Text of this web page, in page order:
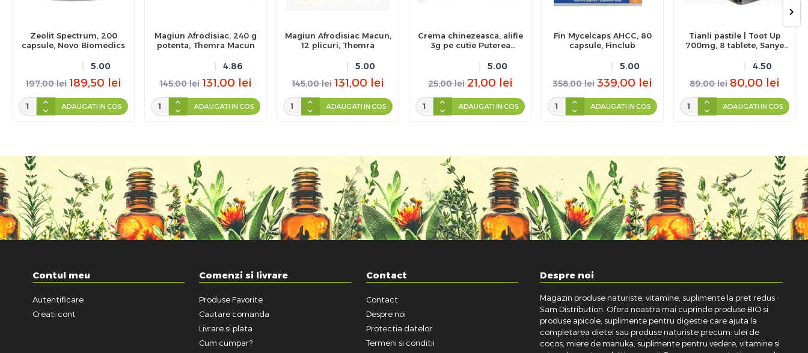
Zeolit Spectrum, 200
capsule, Novo Biomedics
5.00
197,00 lei 189,50 lei
ADAUGATI IN COS
Magiun Afrodisiac, 240 g
potenta, Themra Macun
4.86
145,00 lei 131,00 lei
ADAUGATI IN COS
Magiun Afrodisiac Macun,
12 plicuri, Themra
5.00
145,00 lei 131,00 lei
ADAUGATI IN COS
Crema chinezeasca, alifie
3g pe cutie Puterea
5.00
25,00 lei 21,00 lei
ADAUGATI IN COS
Fin Mycelcaps AHCC, 80
capsule, Finclub
5.00
358,00 lei 339,00 lei
ADAUGATI IN COS
Tianli pastile | Toot Up
700mg, 8 tablete, Sanye
4.50
89,00 lei 80,00 lei
ADAUGATI IN COS
Contul meu
Autentificare
Creati cont
Comenzi si livrare
Produse Favorite
Cautare comanda
Livrare si plata
Cum cumpar?
Contact
Contact
Despre noi
Protectia datelor
Termeni si conditii
Despre noi
Magazin produse naturiste, vitamine, suplimente la pret redus -
Sam Distribution. Ofera noastra mai cuprinde produse BIO si
produse apicole, suplimente pentru digestie care ajuta la
completarea dietei sau produse naturiste precum: ulei de
cocos, miere de manuka, suplimente pentru vedere, vitamine si